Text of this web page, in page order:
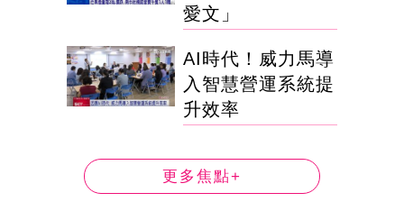
愛文」
AI時代！威力馬導
入智慧營運系統提
升效率
更多焦點+